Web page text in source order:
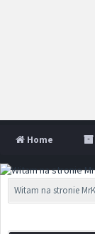
Home
Witam na stronie